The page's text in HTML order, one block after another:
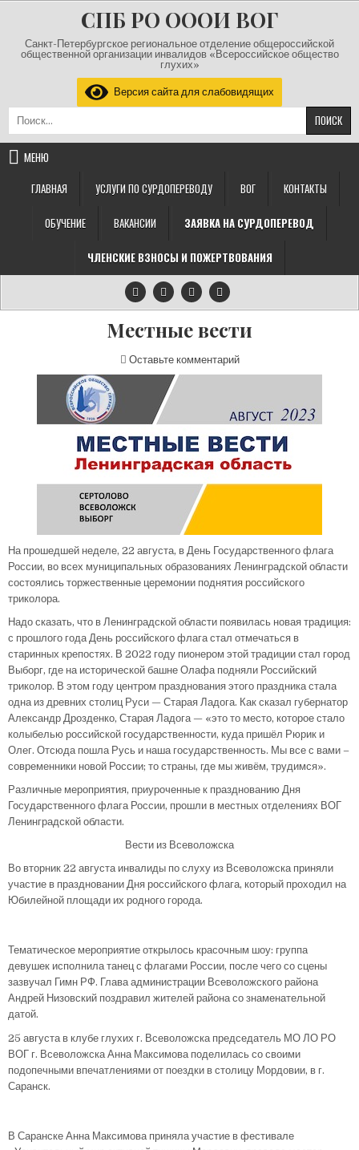
СПБ РО ОООИ ВОГ
Санкт-Петербургское региональное отделение общероссийской
общественной организации инвалидов «Всероссийское общество
глухих»
Версия сайта для слабовидящих
Найти:
МЕНЮ
ГЛАВНАЯ
УСЛУГИ ПО СУРДОПЕРЕВОДУ ВОГ КОНТАКТЫ
ОБУЧЕНИЕ ВАКАНСИИ ЗАЯВКА НА СУРДОПЕРЕВОД
ЧЛЕНСКИЕ ВЗНОСЫ И ПОЖЕРТВОВАНИЯ
Местные вести
Оставьте комментарийна Местные вести
На прошедшей неделе, 22 августа, в День Государственного флага
России, во всех муниципальных образованиях Ленинградской области
состоялись торжественные церемонии поднятия российского
триколора.
Надо сказать, что в Ленинградской области появилась новая традиция:
с прошлого года День российского флага стал отмечаться в
старинных крепостях. В 2022 году пионером этой традиции стал город
Выборг, где на исторической башне Олафа подняли Российский
триколор. В этом году центром празднования этого праздника стала
одна из древних столиц Руси — Старая Ладога. Как сказал губернатор
Александр Дрозденко, Старая Ладога — «это то место, которое стало
колыбелью российской государственности, куда пришёл Рюрик и
Олег. Отсюда пошла Русь и наша государственность. Мы все с вами –
современники новой России; то страны, где мы живём, трудимся».
Различные мероприятия, приуроченные к празднованию Дня
Государственного флага России, прошли в местных отделениях ВОГ
Ленинградской области.
Вести из Всеволожска
Во вторник 22 августа инвалиды по слуху из Всеволожска приняли
участие в праздновании Дня российского флага, который проходил на
Юбилейной площади их родного города.
Тематическое мероприятие открылось красочным шоу: группа
девушек исполнила танец с флагами России, после чего со сцены
зазвучал Гимн РФ. Глава администрации Всеволожского района
Андрей Низовский поздравил жителей района со знаменательной
датой.
25 августа в клубе глухих г. Всеволожска председатель МО ЛО РО
ВОГ г. Всеволожска Анна Максимова поделилась со своими
подопечными впечатлениями от поездки в столицу Мордовии, в г.
Саранск.
В Саранске Анна Максимова приняла участие в фестивале